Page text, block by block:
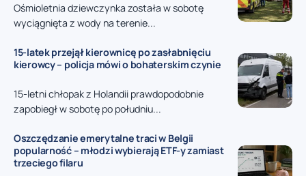
Ośmioletnia dziewczynka została w sobotę
wyciągnięta z wody na terenie...
15-latek przejął kierownicę po zasłabnięciu
kierowcy – policja mówi o bohaterskim czynie
15-letni chłopak z Holandii prawdopodobnie
zapobiegł w sobotę po południu...
Oszczędzanie emerytalne traci w Belgii
popularność – młodzi wybierają ETF-y zamiast
trzeciego filaru